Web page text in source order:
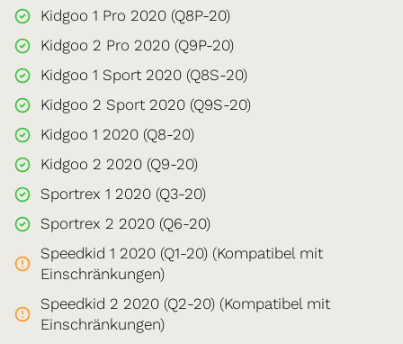
Kidgoo 1 Pro 2020 (Q8P-20)
Kidgoo 2 Pro 2020 (Q9P-20)
Kidgoo 1 Sport 2020 (Q8S-20)
Kidgoo 2 Sport 2020 (Q9S-20)
Kidgoo 1 2020 (Q8-20)
Kidgoo 2 2020 (Q9-20)
Sportrex 1 2020 (Q3-20)
Sportrex 2 2020 (Q6-20)
Speedkid 1 2020 (Q1-20) (Kompatibel mit
Einschränkungen)
Speedkid 2 2020 (Q2-20) (Kompatibel mit
Einschränkungen)